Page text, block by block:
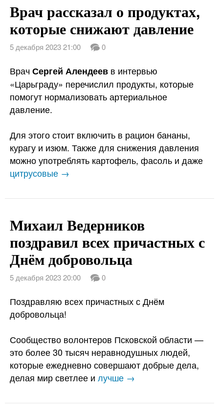
Врач рассказал о продуктах,
которые снижают давление
5 декабря 2023 21:00 0
ВрачСергей Алендеев в интервью
«Царьграду» перечислил продукты, которые
помогут нормализовать артериальное
давление.
Для этого стоит включить в рацион бананы,
курагу и изюм. Также для снижения давления
можно употреблять картофель, фасоль и даже
цитрусовые →
Михаил Ведерников
поздравил всех причастных с
Днём добровольца
5 декабря 2023 20:00 0
Поздравляю всех причастных с Днём
добровольца!
Сообщество волонтеров Псковской области —
это более 30 тысяч неравнодушных людей,
которые ежедневно совершают добрые дела,
делая мир светлее и лучше →